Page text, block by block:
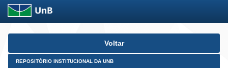
Skip
Voltar
REPOSITÓRIO INSTITUCIONAL DA UNB